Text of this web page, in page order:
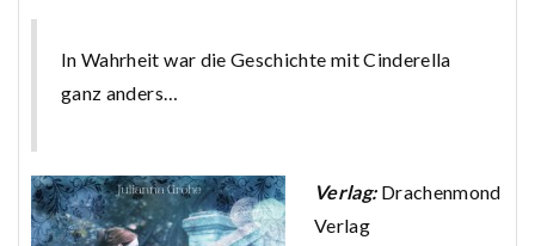
In Wahrheit war die Geschichte mit Cinderella
ganz anders…
Verlag:Drachenmond
Verlag